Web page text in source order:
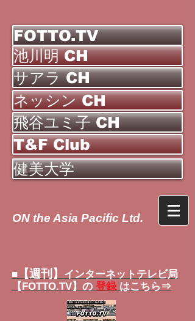
FOTTO.TV
池川明 CH
サアラ CH
ネッシン CH
飛谷ユミ子 CH
T&F Club
健美大学
ON the Asia Pacific Ltd.
■ 【週刊】
インターネットテレビ局
【FOTTO.TV】の 登録 はこちら⇒